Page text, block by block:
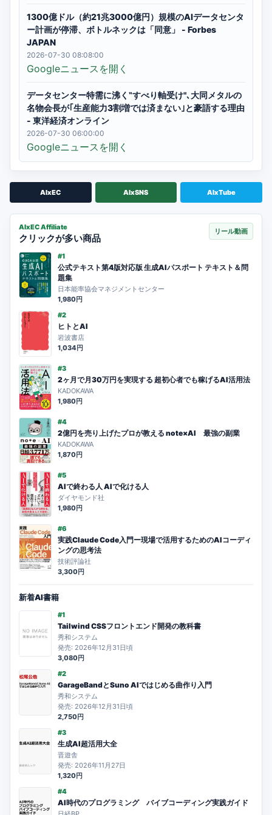
1300億ドル（約21兆3000億円）規模のAIデータセンタ
ー計画が停滞、ボトルネックは「同意」 - Forbes
JAPAN
2026-07-30 08:08:00
Googleニュースを開く
データセンター特需に沸く‟すべり軸受け"､大同メタルの
名物会長が｢生産能力3割増では済まない｣と豪語する理由
- 東洋経済オンライン
2026-07-30 06:00:00
Googleニュースを開く
AIxEC AIxSNS AIxTube
AIxEC Affiliate
クリックが多い商品
リール動画
#1
公式テキスト第4版対応版 生成AIパスポート テキスト＆問
題集
日本能率協会マネジメントセンター
1,980円
#2
ヒトとAI
岩波書店
1,034円
#3
2ヶ月で月30万円を実現する 超初心者でも稼げるAI活用法
KADOKAWA
1,980円
#4
2億円を売り上げたプロが教える note×AI 最強の副業
KADOKAWA
1,870円
#5
AIで終わる人 AIで化ける人
ダイヤモンド社
1,980円
#6
実践Claude Code入門ー現場で活用するためのAIコーディ
ングの思考法
技術評論社
3,300円
新着AI書籍
#1
Tailwind CSSフロントエンド開発の教科書
秀和システム
発売: 2026年12月31日頃
3,080円
#2
GarageBandとSuno AIではじめる曲作り入門
秀和システム
発売: 2026年12月31日頃
2,750円
#3
生成AI超活用大全
晋遊舎
発売: 2026年11月27日
1,320円
#4
AI時代のプログラミング バイブコーディング実践ガイド